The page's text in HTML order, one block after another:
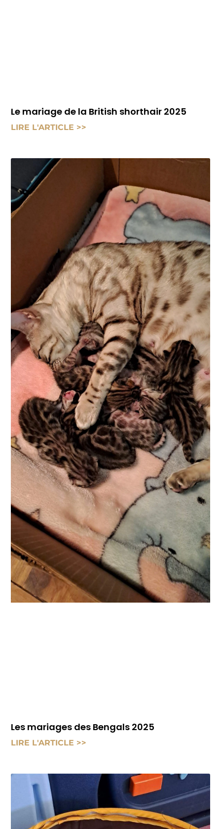
Le mariage de la British shorthair 2025
LIRE L'ARTICLE >>
Les mariages des Bengals 2025
LIRE L'ARTICLE >>